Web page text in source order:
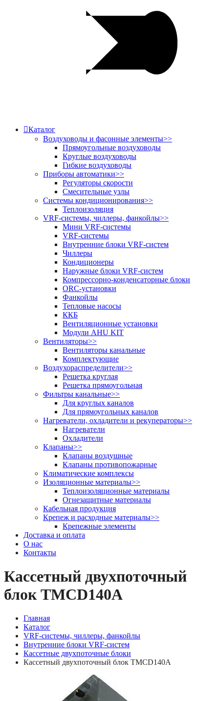
Каталог
Воздуховоды и фасонные элементы>>
Прямоугольные воздуховоды
Круглые воздуховоды
Гибкие воздуховоды
Приборы автоматики>>
Регуляторы скорости
Смесительные узлы
Системы кондиционирования>>
Теплоизоляция
VRF-системы, чиллеры, фанкойлы>>
Мини VRF-системы
VRF-системы
Внутренние блоки VRF-систем
Чиллеры
Кондиционеры
Наружные блоки VRF-систем
Компрессорно-конденсаторные блоки
ORC-установки
Фанкойлы
Тепловые насосы
ККБ
Вентиляционные установки
Модули AHU KIT
Вентиляторы>>
Вентиляторы канальные
Комплектующие
Воздухораспределители>>
Решетка круглая
Решетка прямоугольная
Фильтры канальные>>
Для круглых каналов
Для прямоугольных каналов
Нагреватели, охладители и рекуператоры>>
Нагреватели
Охладители
Клапаны>>
Клапаны воздушные
Клапаны противопожарные
Климатические комплексы
Изоляционные материалы>>
Теплоизоляционные материалы
Огнезащитные материалы
Кабельная продукция
Крепеж и расходные материалы>>
Крепежные элементы
Доставка и оплата
О нас
Контакты
Кассетный двухпоточный
блок TMCD140А
Главная
Каталог
VRF-системы, чиллеры, фанкойлы
Внутренние блоки VRF-систем
Кассетные двухпоточные блоки
Кассетный двухпоточный блок TMCD140А